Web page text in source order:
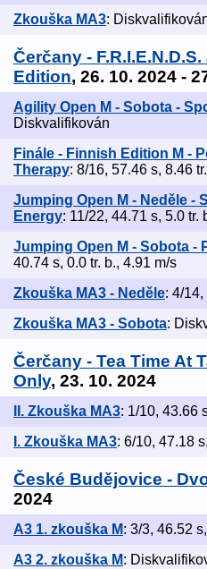
Zkouška MA3:
Čerčany -
Edition, 26. 10. 2024 -
Agility Open M - Sobota -
Diskvalifikován
Finále - Finnish Edition M -
Therapy: 8/16, 57.46 s, 8.46
Jumping Open M - Neděle -
Energy: 11/22, 44.71 s, 5.0 tr.
Jumping Open M - Sobota -
40.74 s, 0.0 tr. b., 4.91 m/s
Zkouška MA3 - Neděle: 4/
Zkouška MA3 - Sobota:
Čerčany - Tea Time At
Only, 23. 10. 2024
II. Zkouška MA3: 1/10, 43.66
I. Zkouška MA3: 6/10, 47.18
České Budějovice -
2024
A3 1. zkouška M: 3/3, 46.52
A3 2. zkouška M: